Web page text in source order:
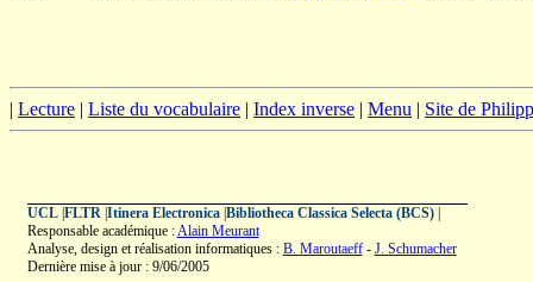
| Lecture | Liste du vocabulaire | Index inverse | Menu | Site de
UCL| FLTR| Itinera Electronica| Bibliotheca Classica Selecta (BCS)|
Responsable académique :Alain Meurant
Analyse, design et réalisation informatiques : B. Maroutaeff- J. Schumacher
Dernière mise à jour : 9/06/2005